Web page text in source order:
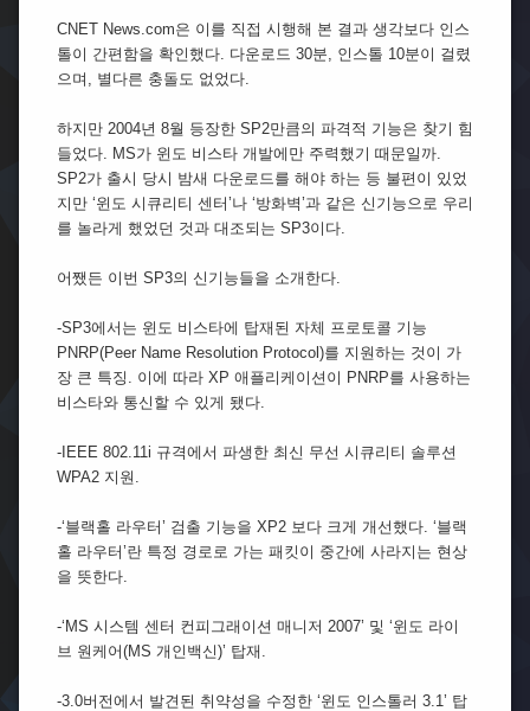
CNET News.com은 이를 직접 시행해 본 결과 생각보다 인스
톨이 간편함을 확인했다. 다운로드 30분, 인스톨 10분이 걸렸
으며, 별다른 충돌도 없었다.
하지만 2004년 8월 등장한 SP2만큼의 파격적 기능은 찾기 힘
들었다. MS가 윈도 비스타 개발에만 주력했기 때문일까.
SP2가 출시 당시 밤새 다운로드를 해야 하는 등 불편이 있었
지만 ‘윈도 시큐리티 센터’나 ‘방화벽’과 같은 신기능으로 우리
를 놀라게 했었던 것과 대조되는 SP3이다.
어쨌든 이번 SP3의 신기능들을 소개한다.
-SP3에서는 윈도 비스타에 탑재된 자체 프로토콜 기능
PNRP(Peer Name Resolution Protocol)를 지원하는 것이 가
장 큰 특징. 이에 따라 XP 애플리케이션이 PNRP를 사용하는
비스타와 통신할 수 있게 됐다.
-IEEE 802.11i 규격에서 파생한 최신 무선 시큐리티 솔루션
WPA2 지원.
-‘블랙홀 라우터’ 검출 기능을 XP2 보다 크게 개선했다. ‘블랙
홀 라우터’란 특정 경로로 가는 패킷이 중간에 사라지는 현상
을 뜻한다.
-‘MS 시스템 센터 컨피그래이션 매니저 2007’ 및 ‘윈도 라이
브 원케어(MS 개인백신)’ 탑재.
-3.0버전에서 발견된 취약성을 수정한 ‘윈도 인스톨러 3.1’ 탑
능
은
‘글